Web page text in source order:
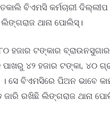
ବିଏମସି କର୍ମଚାରୀ ଦିଲ୍ଲୀପ
ଥାନା ପୋଲିସ୍।
ହଜାର ଟଙ୍କାର
ପାଖରୁ ୪୨ ହଜାର ଟଙ୍କା, ୪୦
। ସେ ବିଏମସିରେ ପିଅନ ଭାବେ
ରଖିଛି ଲିଙ୍ଗରାଜ ଥାନା